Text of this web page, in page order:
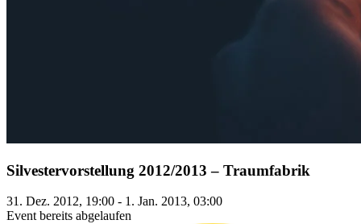
Silvestervorstellung 2012/2013 – Traumfabrik
31. Dez. 2012, 19:00 - 1. Jan. 2013, 03:00
Event bereits abgelaufen